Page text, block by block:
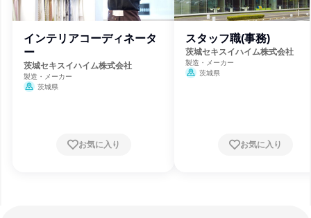
インテリアコーディネータ
ー
茨城セキスイハイム株式会社
製造・メーカー
茨城県
お気に入り
スタッフ職(事務)
茨城セキスイハイム株式会社
製造・メーカー
茨城県
お気に入り